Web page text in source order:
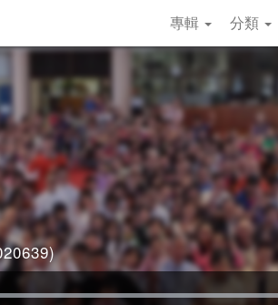
專輯 分類